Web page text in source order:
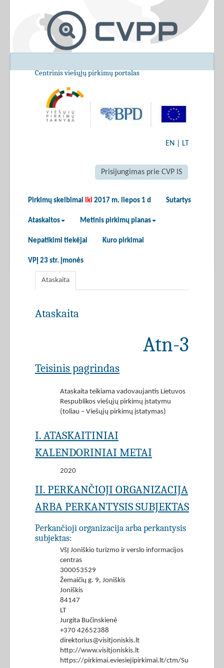
Centrinis viešųjų pirkimų portalas
EN LT
Prisijungimas prie CVP IS
Pirkimų skelbimai iki 2017 m. liepos 1 d Sutartys
Ataskaitos Metinis pirkimų planas
Nepatikimi tiekėjai Kuro pirkimai
VPĮ 23 str. įmonės
Ataskaita
Ataskaita
Atn-3
Teisinis pagrindas
Ataskaita teikiama vadovaujantis Lietuvos
Respublikos viešųjų pirkimų įstatymu
(toliau – Viešųjų pirkimų įstatymas)
I. ATASKAITINIAI
KALENDORINIAI METAI
2020
II. PERKANČIOJI ORGANIZACIJA
ARBA PERKANTYSIS SUBJEKTAS
Perkančioji organizacija arba perkantysis
subjektas:
VšĮ Joniškio turizmo ir verslo informacijos
centras
300053529
Žemaičių g. 9, Joniškis
Joniškis
84147
LT
Jurgita Bučinskienė
+370 42652388
direktorius@visitjoniskis.lt
http://www.visitjoniskis.lt
https://pirkimai.eviesiejipirkimai.lt/ctm/Supplier/